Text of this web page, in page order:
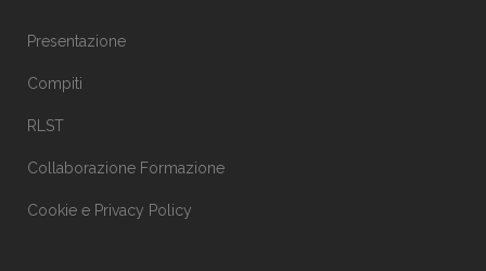
Presentazione
Compiti
RLST
Collaborazione Formazione
Cookie e Privacy Policy